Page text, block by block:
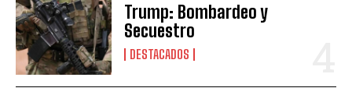
Trump: Bombardeo y
Secuestro
DESTACADOS